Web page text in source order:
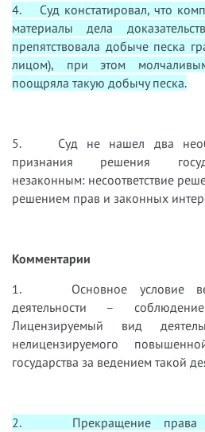
4. Суд констатировал, что
материалы дела
препятствовала добыче песка
лицом), при этом
поощряла такую добычу песка.
5. Суд не нашел два
признания решения
незаконным: несоответствие
решением прав и законных
Комментарии
1. Основное условие
деятельности –
Лицензируемый вид
нелицензируемого
государства за ведением такой
2. Прекращение права